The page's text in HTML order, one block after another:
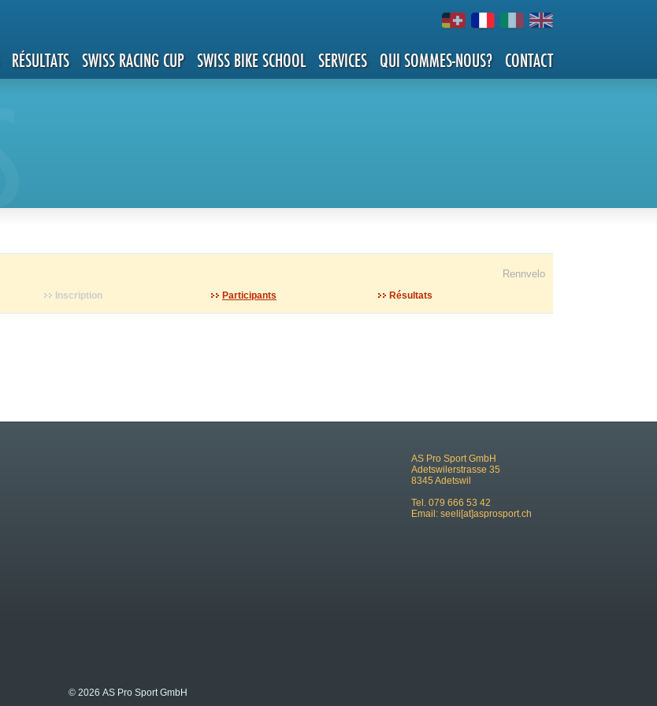
RÉSULTATS SWISS RACING CUP SWISS BIKE SCHOOL SERVICES QUI SOMMES-NOUS? CONTACT
Rennvelo
Inscription Participants Résultats
AS Pro Sport GmbH
Adetswilerstrasse 35
8345 Adetswil
Tel. 079 666 53 42
Email: seeli[at]asprosport.ch
© 2026 AS Pro Sport GmbH